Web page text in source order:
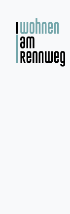
springen